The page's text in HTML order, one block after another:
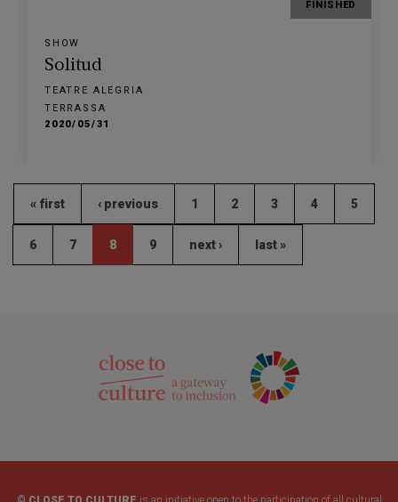
FINISHED
SHOW
Solitud
TEATRE ALEGRIA
TERRASSA
2020/05/31
« first ‹ previous 1 2 3 4 5
6 7 8 9 next › last »